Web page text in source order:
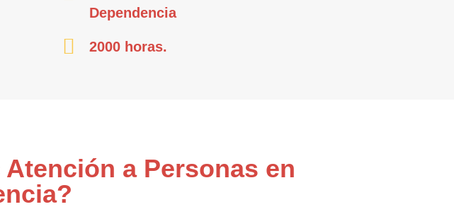
Dependencia
2000 horas.
a Personas en